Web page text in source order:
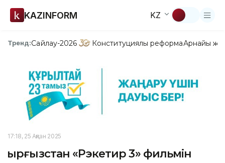
KAZINFORM KZ
Тренд:Сайлау-2026 Конституциялық реформаАрнайы
17:18, 25 Ақпан 2025
Қырғызстан «Рэкетир 3» фильмін